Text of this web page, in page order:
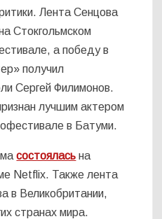
Лента Сенцова
Стокгольмском
а победу в
получил
Сергей Филимонов.
лучшим актером
в Батуми.
состоялась на
Netflix. Также лента
в Великобритании,
странах мира.